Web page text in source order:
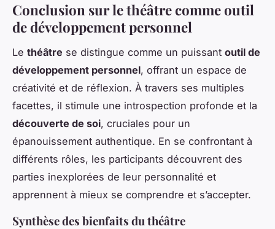
Conclusion sur le théâtre comme outil
de développement personnel
Le théâtre se distingue comme un puissant outil de
développement personnel, offrant un espace de
créativité et de réflexion. À travers ses multiples
facettes, il stimule une introspection profonde et la
découverte de soi, cruciales pour un
épanouissement authentique. En se confrontant à
différents rôles, les participants découvrent des
parties inexplorées de leur personnalité et
apprennent à mieux se comprendre et s’accepter.
Synthèse des bienfaits du théâtre